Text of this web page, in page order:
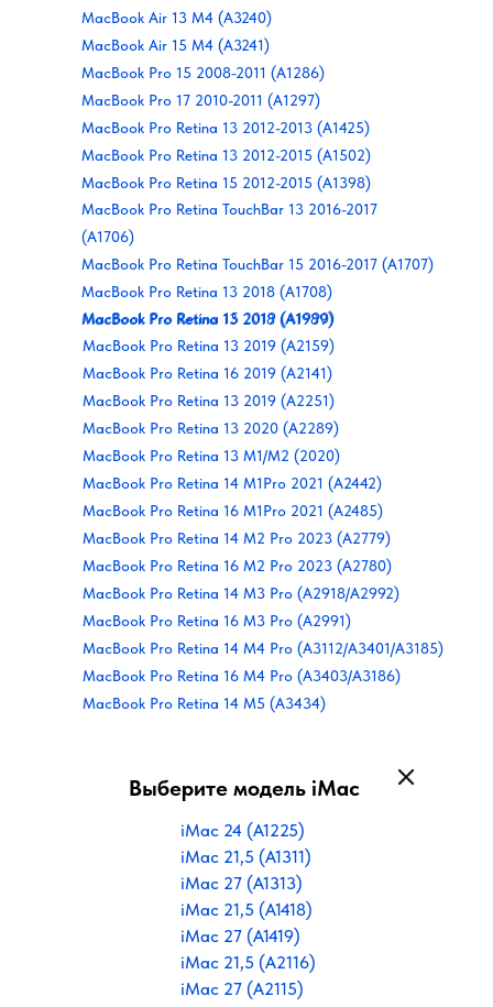
MacBook Air 13 M4 (A3240)
MacBook Air 15 M4 (A3241)
MacBook Pro 15 2008-2011 (A1286)
MacBook Pro 17 2010-2011 (A1297)
MacBook Pro Retina 13 2012-2013 (A1425)
MacBook Pro Retina 13 2012-2015 (A1502)
MacBook Pro Retina 15 2012-2015 (A1398)
MacBook Pro Retina TouchBar 13 2016-2017
(A1706)
MacBook Pro Retina TouchBar 15 2016-2017 (A1707)
MacBook Pro Retina 13 2018 (A1708)
MacBook Pro Retina 13 2018 (A1989)
MacBook Pro Retina 15 2019 (A1990)
MacBook Pro Retina 13 2019 (A2159)
MacBook Pro Retina 16 2019 (A2141)
MacBook Pro Retina 13 2019 (A2251)
MacBook Pro Retina 13 2020 (A2289)
MacBook Pro Retina 13 M1/M2 (2020)
MacBook Pro Retina 14 M1Pro 2021 (A2442)
MacBook Pro Retina 16 M1Pro 2021 (A2485)
MacBook Pro Retina 14 M2 Pro 2023 (A2779)
MacBook Pro Retina 16 M2 Pro 2023 (A2780)
MacBook Pro Retina 14 M3 Pro (A2918/A2992)
MacBook Pro Retina 16 M3 Pro (A2991)
MacBook Pro Retina 14 M4 Pro (A3112/A3401/A3185)
MacBook Pro Retina 16 M4 Pro (A3403/A3186)
MacBook Pro Retina 14 M5 (A3434)
Выберите модель iMac
iMac 24 (A1225)
iMac 21,5 (A1311)
iMac 27 (A1313)
iMac 21,5 (A1418)
iMac 27 (A1419)
iMac 21,5 (A2116)
iMac 27 (A2115)